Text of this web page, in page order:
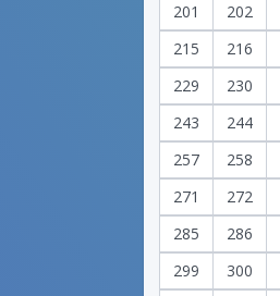
201
202
215
216
229
230
243
244
257
258
271
272
285
286
299
300